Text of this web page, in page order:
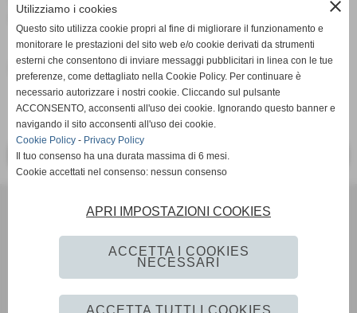
Attaccanti: Esposito, Sperati, Mele, D´Arco, Carandente
Fonte:Ufficio Stampa
<< PRECEDENTE
Via Amedeo Modigliani 18 - Pozzuoli (Napoli)
P.I. 07784580636 C.F 96012290639
Tel. 081 524 57 48 Fax 081 524 57 48 mail
segreteria@monteruscellocalcio.com
close
Utilizziamo i cookies
Questo sito utilizza cookie propri al fine di migliorare il funzionamento e
monitorare le prestazioni del sito web e/o cookie derivati da strumenti
esterni che consentono di inviare messaggi pubblicitari in linea con le tue
preferenze, come dettagliato nella Cookie Policy. Per continuare è
necessario autorizzare i nostri cookie. Cliccando sul pulsante
ACCONSENTO, acconsenti all'uso dei cookie. Ignorando questo banner e
navigando il sito acconsenti all'uso dei cookie.
Cookie Policy - Privacy Policy
Il tuo consenso ha una durata massima di 6 mesi.
Cookie accettati nel consenso: nessun consenso
APRI IMPOSTAZIONI COOKIES
ACCETTA I COOKIES
NECESSARI
ACCETTA TUTTI I COOKIES